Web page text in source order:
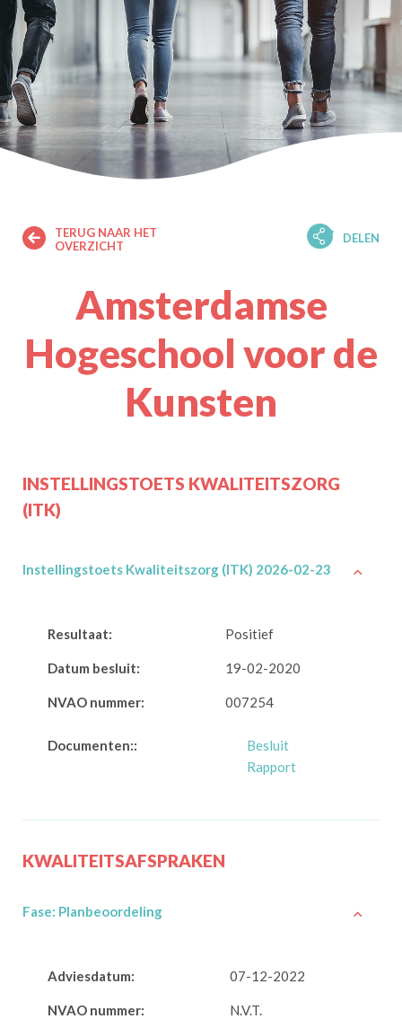
TERUG NAAR HET
OVERZICHT
DELEN
Amsterdamse
Hogeschool voor de
Kunsten
INSTELLINGSTOETS KWALITEITSZORG
(ITK)
Instellingstoets Kwaliteitszorg (ITK) 2026-02-23
Resultaat: Positief
Datum besluit: 19-02-2020
NVAO nummer: 007254
Documenten::
Besluit
Rapport
KWALITEITSAFSPRAKEN
Fase: Planbeoordeling
Adviesdatum: 07-12-2022
NVAO nummer: N.V.T.